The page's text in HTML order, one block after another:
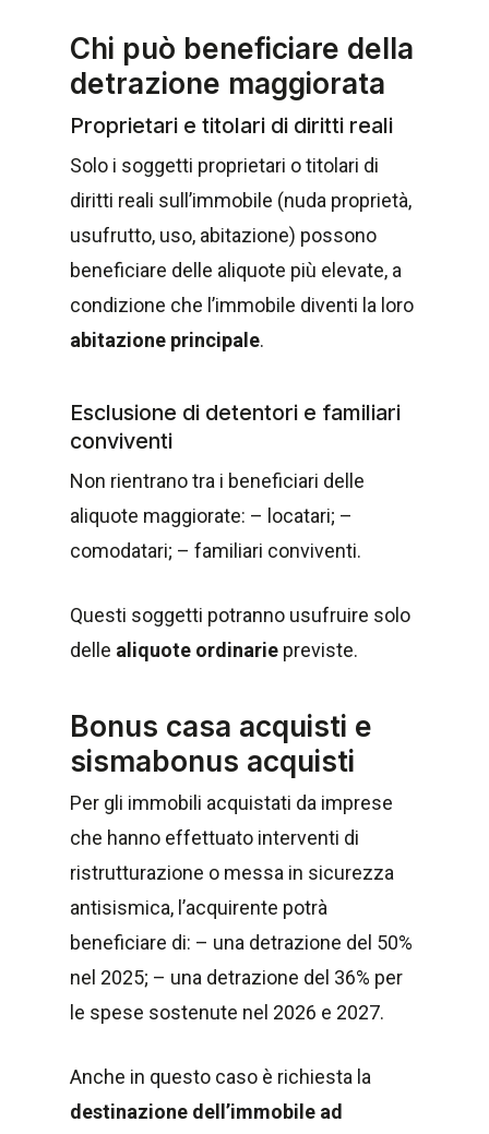
Chi può beneficiare della
detrazione maggiorata
Proprietari e titolari di diritti reali
Solo i soggetti proprietari o titolari di
diritti reali sull’immobile (nuda proprietà,
usufrutto, uso, abitazione) possono
beneficiare delle aliquote più elevate, a
condizione che l’immobile diventi la loro
abitazione principale.
Esclusione di detentori e familiari
conviventi
Non rientrano tra i beneficiari delle
aliquote maggiorate: – locatari; –
comodatari; – familiari conviventi.
Questi soggetti potranno usufruire solo
delle aliquote ordinarie previste.
Bonus casa acquisti e
sismabonus acquisti
Per gli immobili acquistati da imprese
che hanno effettuato interventi di
ristrutturazione o messa in sicurezza
antisismica, l’acquirente potrà
beneficiare di: – una detrazione del 50%
nel 2025; – una detrazione del 36% per
le spese sostenute nel 2026 e 2027.
Anche in questo caso è richiesta la
destinazione dell’immobile ad